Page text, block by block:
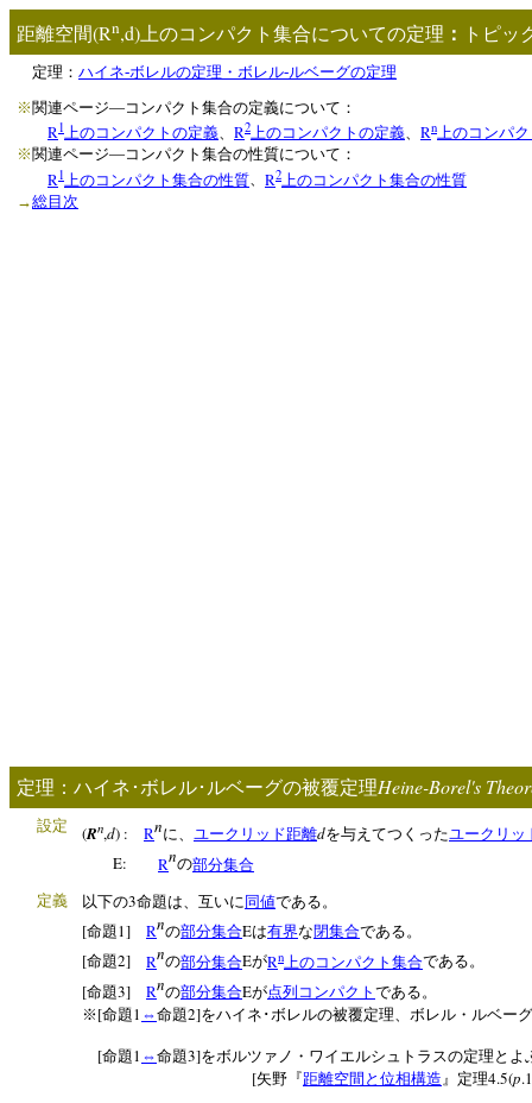
距離空間(Rn,d) 上のコンパクト集合についての定理 ： トピッ
定理： ハイネ-ボレルの定理・ボレル-ルベーグの定理
※ 関連ページ―コンパクト集合の定義について：
R1上のコンパクトの定義、 R2上のコンパクトの定義、 Rn上のコンパ
※ 関連ページ―コンパクト集合の性質について：
R1 上のコンパクト集合の性質、 R2 上のコンパクト集合の性質
→総目次
定理：ハイネ･ボレル･ルベーグの被覆定理Heine-Borel's
設定 (Rn,d) : Rnに、 ユークリッド距離dを与えてつくったユークリッ
E: Rnの部分集合
定義 以下の3命題は、互いに 同値である。
[命題1] Rnの部分集合Eは有界な閉集合である。
[命題2] Rnの部分集合EがRn 上のコンパクト集合である。
[命題3] Rnの部分集合Eが点列コンパクト である。
※ [命題1 ⇔ 命題2]をハイネ･ボレルの被覆定理、ボレル・ルベー
[命題1 ⇔ 命題3]をボルツァノ・ワイエルシュトラスの定理とよ
[矢野『距離空間と位相構造 』定理4.5(p